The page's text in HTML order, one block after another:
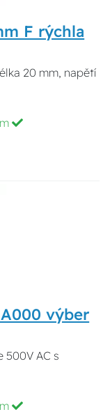
F rýchla
20 mm, napětí
výber
500V AC s